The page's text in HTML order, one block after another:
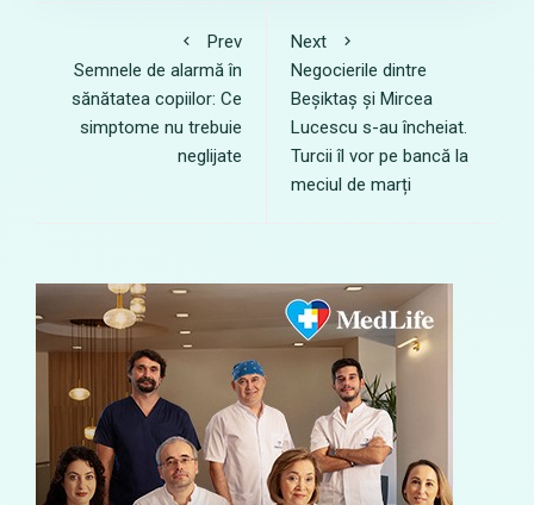
Prev
Semnele de alarmă în
sănătatea copiilor: Ce
simptome nu trebuie
neglijate
Next
Negocierile dintre
Beșiktaș și Mircea
Lucescu s-au încheiat.
Turcii îl vor pe bancă la
meciul de marți